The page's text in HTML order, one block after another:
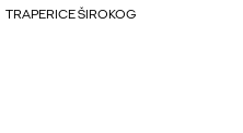
TRAPERICE ŠIROKOG